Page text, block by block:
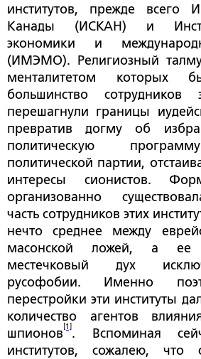
институтов, прежде всего
Канады (ИСКАН) и
экономики и
(ИМЭМО). Религиозный
менталитетом которых
большинство сотрудников
перешагнули границы
превратив догму об
политическую
политической партии,
интересы сионистов.
организованно
часть сотрудников этих
нечто среднее между
масонской ложей, а ее
местечковый дух
русофобии. Именно
перестройки эти институты
количество агентов
шпионов [1] . Вспоминая
институтов, сожалею, что